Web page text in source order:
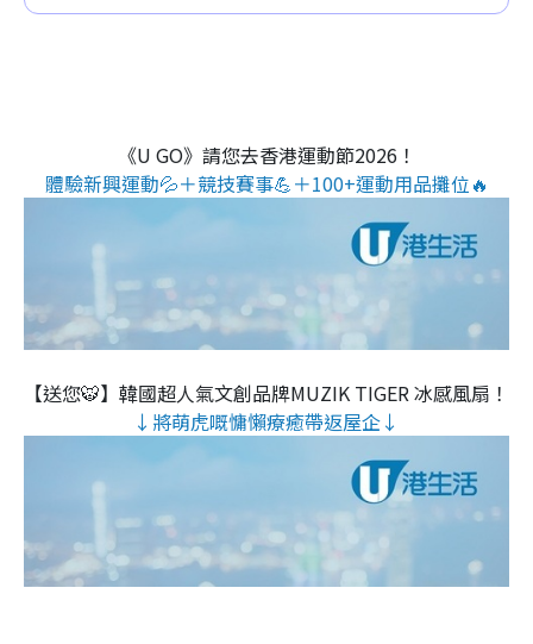
《U GO》請您去香港運動節2026！
體驗新興運動💦＋競技賽事💪＋100+運動用品攤位🔥
【送您🐯】韓國超人氣文創品牌MUZIK TIGER 冰感風扇！
↓將萌虎嘅慵懶療癒帶返屋企↓